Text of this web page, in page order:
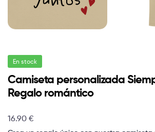
En stock
Camiseta personalizada
Regalo romántico
16.90 €